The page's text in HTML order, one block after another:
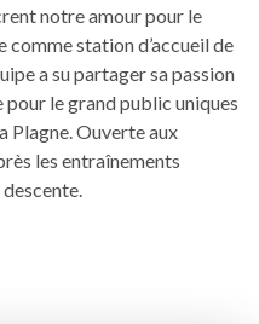
notre amour pour le
comme station d’accueil de
a su partager sa passion
pour le grand public uniques
Plagne. Ouverte aux
les entraînements